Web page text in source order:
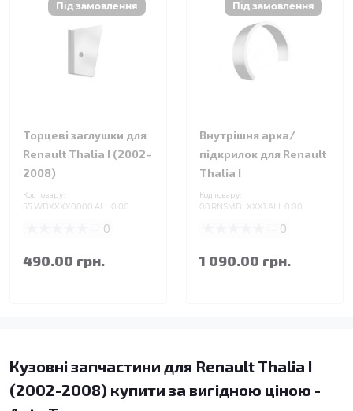
Торцеві заглушки для
Renault Thalia I (2002–
2008)
Код товару:
55.WBXXXX0000.ALL.0.00
0
490.00 грн.
Внутрішня арка/
підкрилок для Renault
Thalia I
Код товару:
08.RNSMBLXXX1.ALL.0.00
0
1 090.00 грн.
Кузовні запчастини для Renault Thalia I
(2002-2008) купити за вигідною ціною -